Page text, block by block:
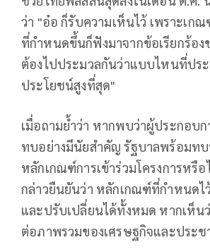
ว่า "อ๋อ ก็รับความเห็นไว้ เพราะเก
ที่กำหนดขึ้นก็ฟังมาจากข้อเรียกร้อ
ต้องไปประมวลกันว่าแบบไหนที่ปร
ประโยชน์สูงที่สุด"
เมื่อถามย้ำว่า หากพบว่าผู้ประกอบก
ทบอย่างมีนัยสำคัญ รัฐบาลพร้อมท
หลักเกณฑ์การเข้าร่วมโครงการหรื
กล่าวยืนยันว่า หลักเกณฑ์ที่กำหนดไ
และปรับเปลี่ยนได้ทั้งหมด หากเห็น
ต่อภาพรวมของเศรษฐกิจและประ